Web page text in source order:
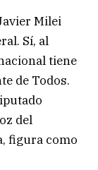
Milei
Sí, al
tiene
de Todos.
del
figura como